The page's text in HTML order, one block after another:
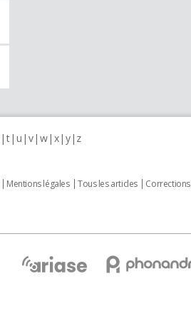
t u v w x y z
Mentions légales Tous les articles
Corrections